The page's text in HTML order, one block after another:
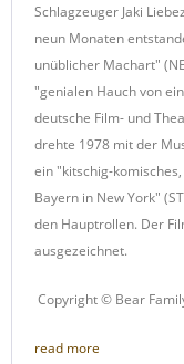
Schlagzeuger Jaki
neun Monaten
unüblicher Machart"
"genialen Hauch von
deutsche Film- und
drehte 1978 mit der
ein "kitschig-
Bayern in New York"
den Hauptrollen. Der
ausgezeichnet.
Copyright © Bear
read more